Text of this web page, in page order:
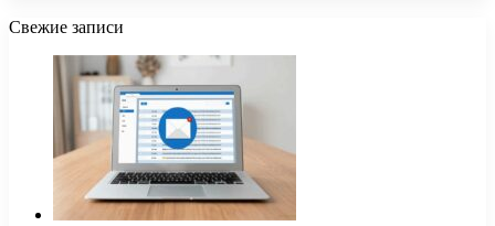
Свежие записи